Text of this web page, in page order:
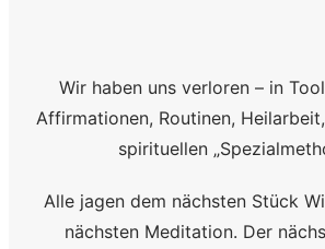
Wir haben uns verloren – in
Affirmationen, Routinen,
spirituellen
Alle jagen dem nächsten Stück
nächsten Meditation. Der